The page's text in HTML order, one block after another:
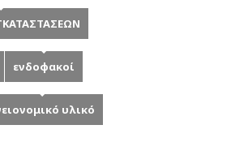
ενδοφακοί
υλικό